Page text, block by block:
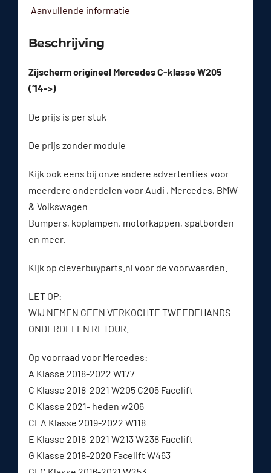
Aanvullende informatie
Beschrijving
Zijscherm origineel Mercedes C-klasse W205
(’14->)
De prijs is per stuk
De prijs zonder module
Kijk ook eens bij onze andere advertenties voor
meerdere onderdelen voor Audi , Mercedes, BMW
& Volkswagen
Bumpers, koplampen, motorkappen, spatborden
en meer.
Kijk op cleverbuyparts.nl voor de voorwaarden.
LET OP:
WIJ NEMEN GEEN VERKOCHTE TWEEDEHANDS
ONDERDELEN RETOUR.
Op voorraad voor Mercedes:
A Klasse 2018-2022 W177
C Klasse 2018-2021 W205 C205 Facelift
C Klasse 2021- heden w206
CLA Klasse 2019-2022 W118
E Klasse 2018-2021 W213 W238 Facelift
G Klasse 2018-2020 Facelift W463